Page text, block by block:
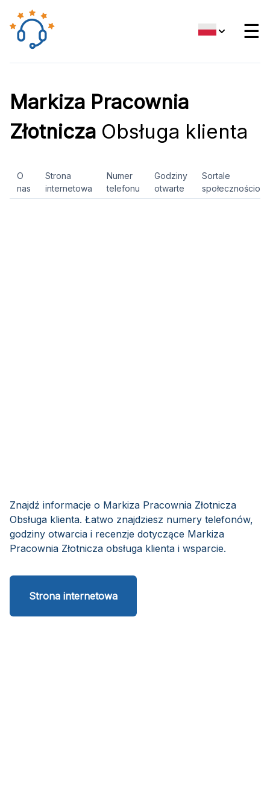
☰
Markiza Pracownia
Złotnicza Obsługa klienta
O
nas
Strona
internetowa
Numer
telefonu
Godziny
otwarte
Sortale
Znajdź informacje o Markiza Pracownia Złotnicza
Obsługa klienta. Łatwo znajdziesz numery telefonów,
godziny otwarcia i recenzje dotyczące Markiza
Pracownia Złotnicza obsługa klienta i wsparcie.
Strona internetowa